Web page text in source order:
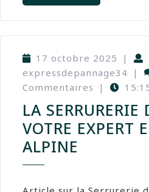
17 octobre 2025
|
expressdepannage34 |
Commentaires
|
LA SERRURERIE
VOTRE EXPERT
ALPINE